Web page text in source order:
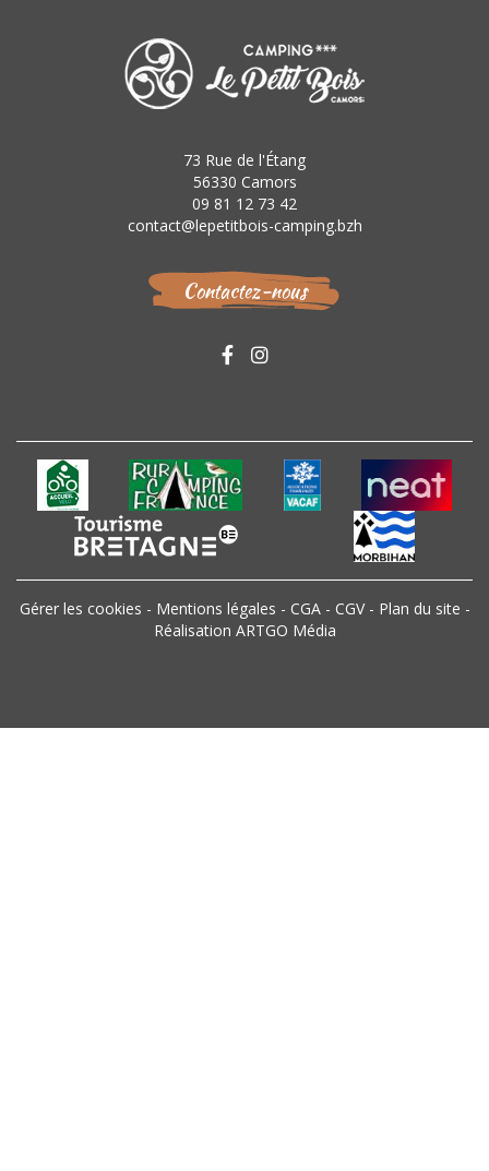
73 Rue de l'Étang
56330 Camors
09 81 12 73 42
contact@lepetitbois-camping.bzh
Contactez-nous
Gérer les cookies - Mentions légales - CGA - CGV - Plan du site -
Réalisation ARTGO Média